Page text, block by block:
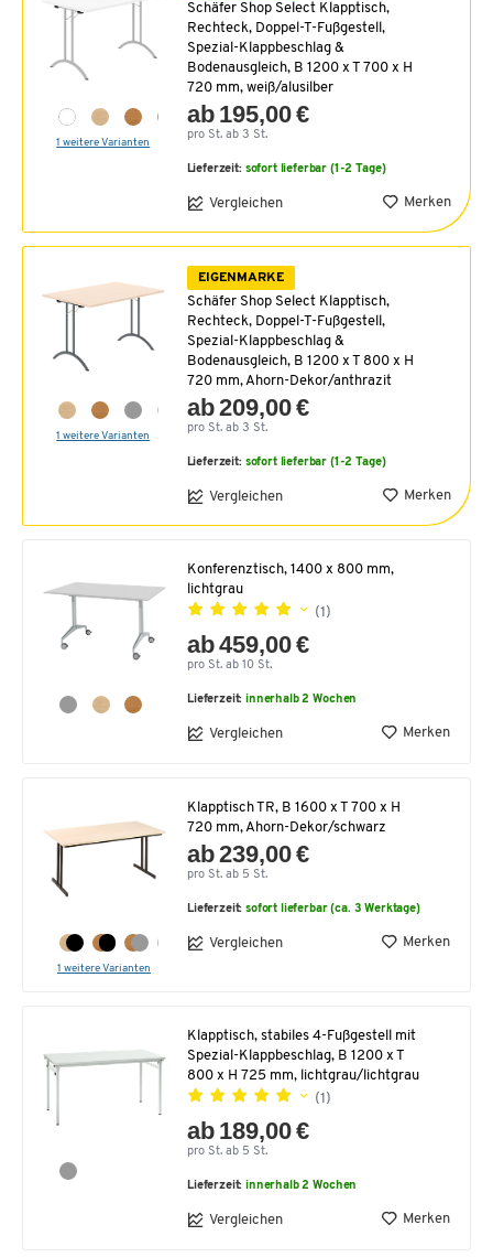
1 weitere Varianten
Schäfer Shop Select Klapptisch,
Rechteck, Doppel-T-Fußgestell,
Spezial-Klappbeschlag &
Bodenausgleich, B 1200 x T 700 x H
720 mm, weiß/alusilber
ab 195,00 €
pro St. ab 3 St.
Lieferzeit: sofort lieferbar (1-2 Tage)
Vergleichen Merken
1 weitere Varianten
EIGENMARKE
Schäfer Shop Select Klapptisch,
Rechteck, Doppel-T-Fußgestell,
Spezial-Klappbeschlag &
Bodenausgleich, B 1200 x T 800 x H
720 mm, Ahorn-Dekor/anthrazit
ab 209,00 €
pro St. ab 3 St.
Lieferzeit: sofort lieferbar (1-2 Tage)
Vergleichen Merken
Konferenztisch, 1400 x 800 mm,
lichtgrau
(1)
ab 459,00 €
pro St. ab 10 St.
Lieferzeit:innerhalb 2 Wochen
Vergleichen Merken
1 weitere Varianten
Klapptisch TR, B 1600 x T 700 x H
720 mm, Ahorn-Dekor/schwarz
ab 239,00 €
pro St. ab 5 St.
Lieferzeit:sofort lieferbar (ca. 3 Werktage)
Vergleichen Merken
Klapptisch, stabiles 4-Fußgestell mit
Spezial-Klappbeschlag, B 1200 x T
800 x H 725 mm, lichtgrau/lichtgrau
(1)
ab 189,00 €
pro St. ab 5 St.
Lieferzeit:innerhalb 2 Wochen
Vergleichen Merken